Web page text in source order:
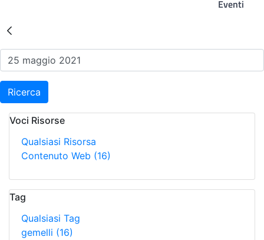
Eventi
Risultati della Ricerca -
Ricerca
Voci Risorse
Qualsiasi Risorsa
Contenuto Web (16)
Tag
Qualsiasi Tag
gemelli (16)